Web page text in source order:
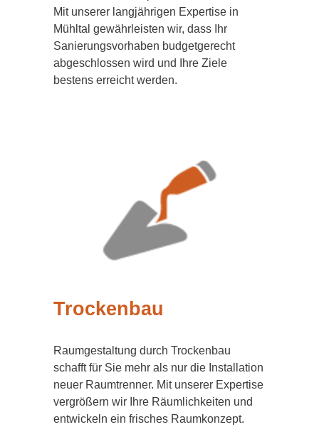
Mit unserer langjährigen Expertise in
Mühltal gewährleisten wir, dass Ihr
Sanierungsvorhaben budgetgerecht
abgeschlossen wird und Ihre Ziele
bestens erreicht werden.
Trockenbau
Raumgestaltung durch Trockenbau
schafft für Sie mehr als nur die Installation
neuer Raumtrenner. Mit unserer Expertise
vergrößern wir Ihre Räumlichkeiten und
entwickeln ein frisches Raumkonzept.